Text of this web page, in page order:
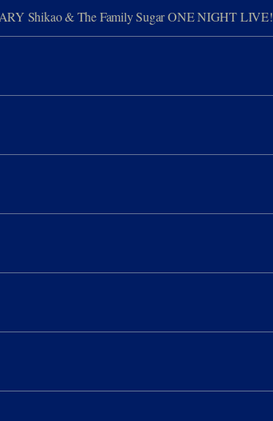
Shikao & The Family Sugar ONE NIGHT LIVE!